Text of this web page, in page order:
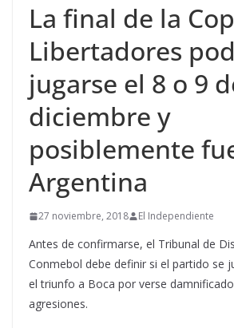
La final de la
Libertadores
jugarse el 8 o 9
diciembre y
posiblemente
Argentina
27 noviembre, 2018 El Independiente
Antes de confirmarse, el Tribunal de
Conmebol debe definir si el partido se
el triunfo a Boca por verse
agresiones.